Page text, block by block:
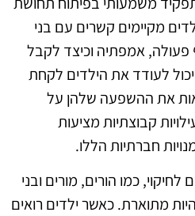
מקיימים קשרים עם בני
פעולה, אמפתיה וכיצד לקבל
לעודד את הילדים לקחת
את ההשפעה שלהן על
קבוצתיות מציעות
חברתיות הללו.
כמו הורים, מורים ובני
מתוארת. כאשר ילדים רואים